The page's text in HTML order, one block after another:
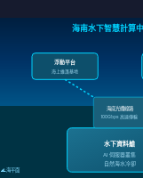
海南水下智慧計算
水下資料艙
AI 伺服器叢集
自然海水冷卻
海底光纖線路
100Gbps 高速傳輸
浮動平台
海上維護基地
🌊 海平面